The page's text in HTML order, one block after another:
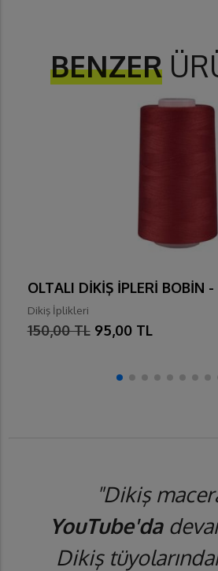
BENZER
OLTALI DİKİŞ İPLERİ BOBİN
Dikiş İplikleri
150,00 TL 95,00 TL
"Dikiş
YouTube'da
Dikiş